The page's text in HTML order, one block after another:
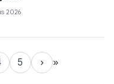
2026
5 › »